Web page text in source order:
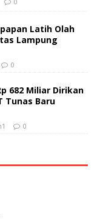
Latih Olah
Lampung
0
682 Miliar Dirikan
Tunas Baru
0